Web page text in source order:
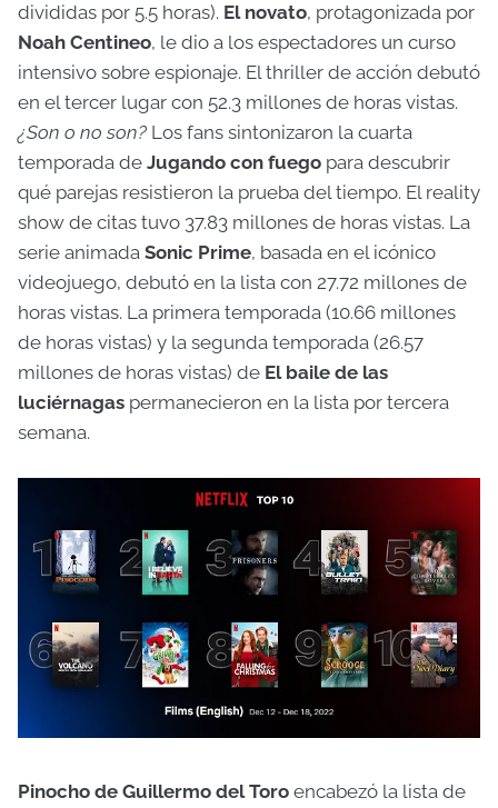
divididas por 5.5 horas). El novato, protagonizada por
Noah Centineo, le dio a los espectadores un curso
intensivo sobre espionaje. El thriller de acción debutó
en el tercer lugar con 52.3 millones de horas vistas.
¿Son o no son? Los fans sintonizaron la cuarta
temporada de Jugando con fuego para descubrir
qué parejas resistieron la prueba del tiempo. El reality
show de citas tuvo 37.83 millones de horas vistas. La
serie animada Sonic Prime, basada en el icónico
videojuego, debutó en la lista con 27.72 millones de
horas vistas. La primera temporada (10.66 millones
de horas vistas) y la segunda temporada (26.57
millones de horas vistas) de El baile de las
luciérnagas permanecieron en la lista por tercera
semana.
Pinocho de Guillermo del Toro encabezó la lista de